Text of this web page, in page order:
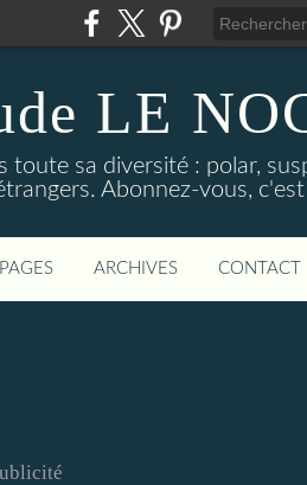
LE
sa diversité : polar,
Abonnez-vous,
PAGES ARCHIVES CONTACT